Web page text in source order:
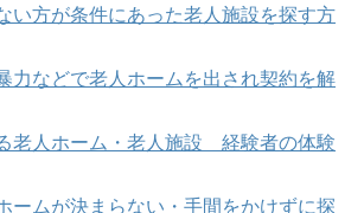
い方が条件にあった老人施設を探す方
力などで老人ホームを出され契約を解
老人ホーム・老人施設 経験者の体験
ームが決まらない・手間をかけずに探